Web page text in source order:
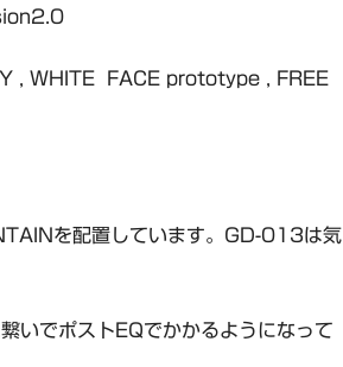
, WHITE FACE prototype , FREE
を配置しています。GD-013は気
いでポストEQでかかるようになって